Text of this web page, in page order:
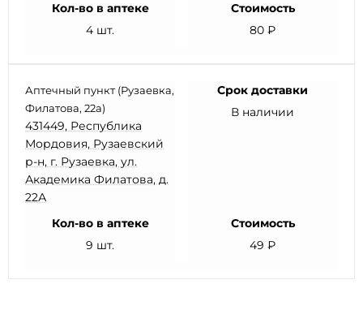
Кол-во в аптеке
4 шт.
Стоимость
80 ₽
Аптечный пункт (Рузаевка,
Филатова, 22а)
431449, Республика
Мордовия, Рузаевский
р-н, г. Рузаевка, ул.
Академика Филатова, д.
22А
Срок доставки
В наличии
Кол-во в аптеке
9 шт.
Стоимость
49 ₽